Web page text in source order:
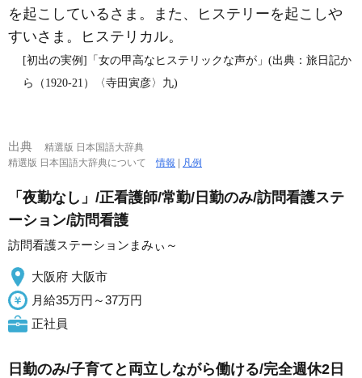
を起こしているさま。また、ヒステリーを起こしや
すいさま。ヒステリカル。
[初出の実例]「女の甲高なヒステリックな声が」(出典：旅日記か
ら（1920‐21）〈寺田寅彦〉九)
出典
精選版 日本国語大辞典
精選版 日本国語大辞典について情報 凡例
「夜勤なし」/正看護師/常勤/日勤のみ/訪問看護ステ
ーション/訪問看護
訪問看護ステーションまみぃ～
大阪府 大阪市
月給35万円～37万円
正社員
日勤のみ/子育てと両立しながら働ける/完全週休2日